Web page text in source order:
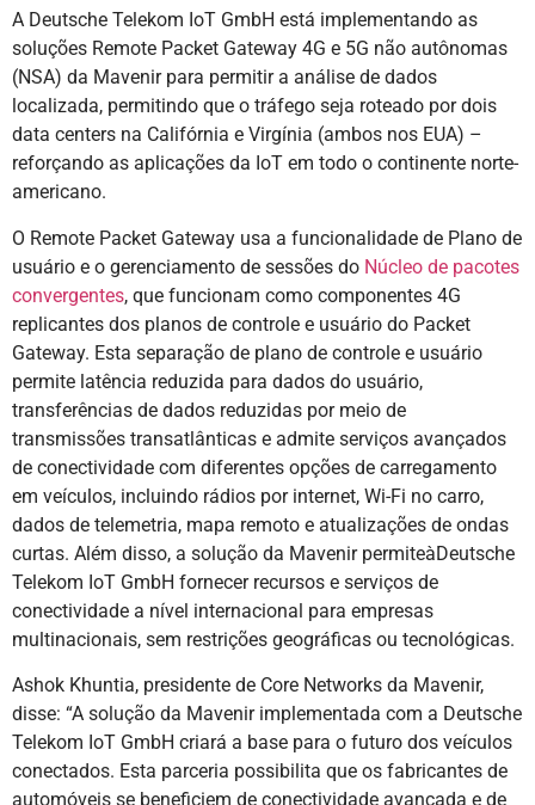
A Deutsche Telekom IoT GmbH está implementando as
soluções Remote Packet Gateway 4G e 5G não autônomas
(NSA) da Mavenir para permitir a análise de dados
localizada, permitindo que o tráfego seja roteado por dois
data centers na Califórnia e Virgínia (ambos nos EUA) –
reforçando as aplicações da IoT em todo o continente norte-
americano.
O Remote Packet Gateway usa a funcionalidade de Plano de
usuário e o gerenciamento de sessões do Núcleo de pacotes
convergentes, que funcionam como componentes 4G
replicantes dos planos de controle e usuário do Packet
Gateway. Esta separação de plano de controle e usuário
permite latência reduzida para dados do usuário,
transferências de dados reduzidas por meio de
transmissões transatlânticas e admite serviços avançados
de conectividade com diferentes opções de carregamento
em veículos, incluindo rádios por internet, Wi-Fi no carro,
dados de telemetria, mapa remoto e atualizações de ondas
curtas. Além disso, a solução da Mavenir permiteàDeutsche
Telekom IoT GmbH fornecer recursos e serviços de
conectividade a nível internacional para empresas
multinacionais, sem restrições geográficas ou tecnológicas.
Ashok Khuntia, presidente de Core Networks da Mavenir,
disse: “A solução da Mavenir implementada com a Deutsche
Telekom IoT GmbH criará a base para o futuro dos veículos
conectados. Esta parceria possibilita que os fabricantes de
automóveis se beneficiem de conectividade avançada e de